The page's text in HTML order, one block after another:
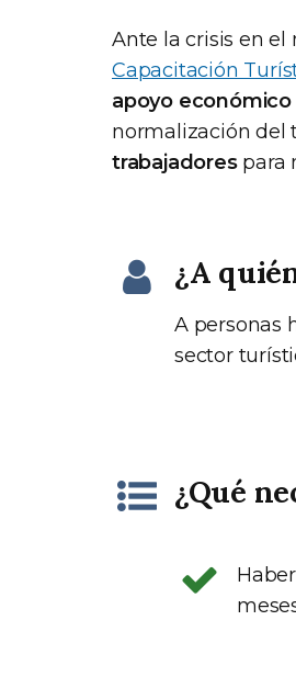
Ante la crisis en el
Capacitación
apoyo económico
normalización del
trabajadorespara
¿A
A personas
sector
¿Qué